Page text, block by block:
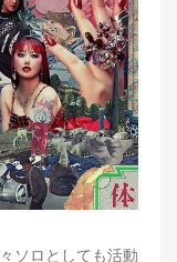
ソロとしても活動